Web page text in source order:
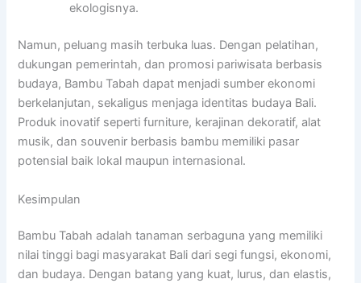
ekologisnya.
Namun, peluang masih terbuka luas. Dengan pelatihan,
dukungan pemerintah, dan promosi pariwisata berbasis
budaya, Bambu Tabah dapat menjadi sumber ekonomi
berkelanjutan, sekaligus menjaga identitas budaya Bali.
Produk inovatif seperti furniture, kerajinan dekoratif, alat
musik, dan souvenir berbasis bambu memiliki pasar
potensial baik lokal maupun internasional.
Kesimpulan
Bambu Tabah adalah tanaman serbaguna yang memiliki
nilai tinggi bagi masyarakat Bali dari segi fungsi, ekonomi,
dan budaya. Dengan batang yang kuat, lurus, dan elastis,